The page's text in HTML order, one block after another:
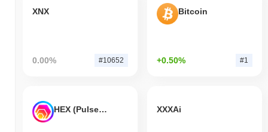
XNX
0.00% #10652
Bitcoin
+0.50% #1
HEX (Pulsechain) XXXAi